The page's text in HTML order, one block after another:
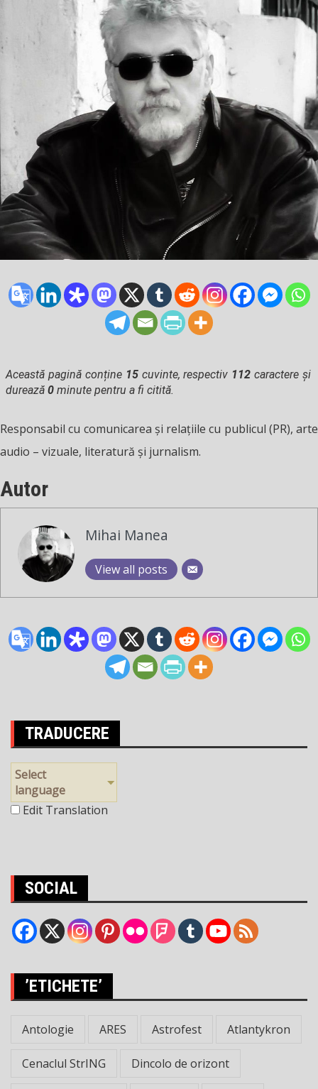
Această pagină conține 15cuvinte, respectiv 112 caractere și
durează 0 minute pentru a fi citită.
Responsabil cu comunicarea și relațiile cu publicul (PR), arte
audio – vizuale, literatură și jurnalism.
Autor
Mihai Manea
View all posts
TRADUCERE
Select
language
Edit Translation
SOCIAL
’ETICHETE’
Antologie ARES Astrofest Atlantykron
Cenaclul StrING Dincolo de orizont